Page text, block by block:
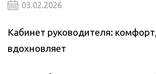
03.02.2026
Кабинет руководителя:
вдохновляет